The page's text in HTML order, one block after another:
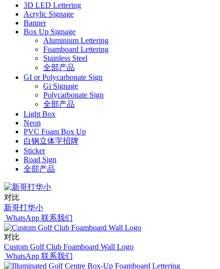
3D LED Lettering
Acrylic Signage
Banner
Box Up Signage
Aluminium Lettering
Foamboard Lettering
Stainless Steel
全部产品
GI or Polycarbonate Sign
Gi Signage
Polycarbonate Sign
全部产品
Light Box
Neon
PVC Foam Box Up
白钢立体字招牌
Sticker
Road Sign
全部产品
对比
新哥打华小
WhatsApp 联系我们
对比
Custom Golf Club Foamboard Wall Logo
WhatsApp 联系我们